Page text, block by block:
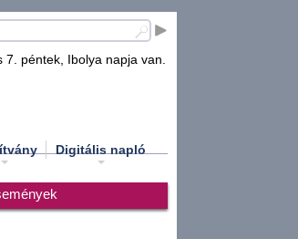
7. péntek, Ibolya napja van.
Digitális napló